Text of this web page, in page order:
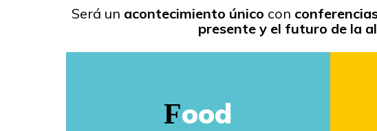
Será un acontecimiento único con
presente y el futuro de la
Food